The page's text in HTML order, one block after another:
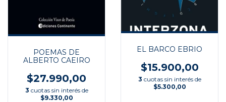
POEMAS DE
ALBERTO CAEIRO
$27.990,00
3 cuotas sin interés de
$9.330,00
EL BARCO EBRIO
$15.900,00
3 cuotas sin interés de
$5.300,00